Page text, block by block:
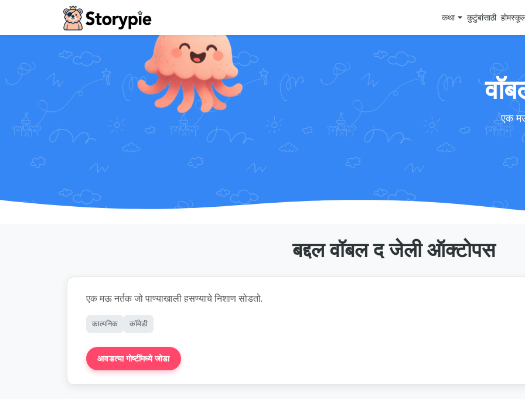
Storypie - Home कथा कुटुंबांसाठी
एक
बद्दल वॉबल द जेली ऑक्टोपस
एक मऊ नर्तक जो पाण्याखाली हसण्याचे निशाण सोडतो.
काल्पनिक कॉमेडी
आवडत्या गोष्टींमध्ये जोडा